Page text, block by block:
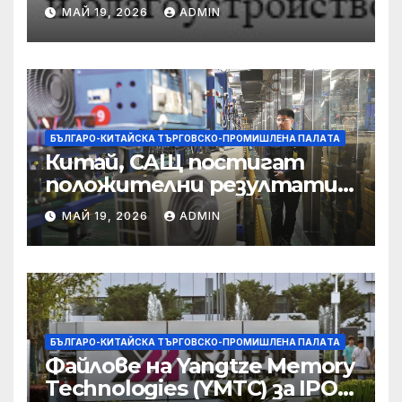
съсредоточи върху
борбата с
корпоративната
престъпност
МАЙ 19, 2026 ADMIN
БЪЛГАРО-КИТАЙСКА ТЪРГОВСКО-ПРОМИШЛЕНА ПАЛAТА
Китай, САЩ постигат
положителни резултати в
икономическите и
търговски консултации:
министерство
МАЙ 19, 2026 ADMIN
БЪЛГАРО-КИТАЙСКА ТЪРГОВСКО-ПРОМИШЛЕНА ПАЛAТА
Файлове на Yangtze Memory
Technologies (YMTC) за IPO